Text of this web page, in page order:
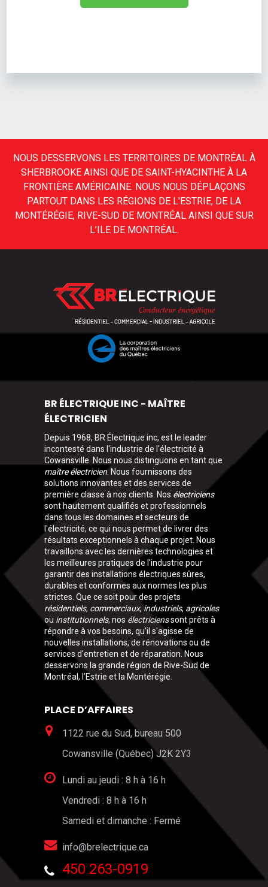
NOUS DESSERVONS LES TERRITOIRES DE MONTRÉAL À
SHERBROOKE AINSI QUE DE SAINT-HYACINTHE À LA
FRONTIÈRE AMÉRICAINE. NOUS NOUS DÉPLAÇONS
PARTOUT DANS LES RÉGIONS DE L'ESTRIE, DE LA
MONTÉRÉGIE, RIVE-SUD DE MONTRÉAL AINSI QUE SUR
L’ILE DE MONTRÉAL.
BR ÉLECTRIQUE INC - MAÎTRE
ÉLECTRICIEN
Depuis 1968, BR Électrique inc, est le leader
incontesté dans l'industrie de l'électricité à
Cowansville. Nous nous distinguons en tant que
maître électricien. Nous fournissons des
solutions innovantes et des services de
première classe à nos clients. Nos électriciens
sont hautement qualifiés et professionnels
dans tous les domaines et secteurs de
l'électricité, ce qui nous permet de livrer des
résultats exceptionnels à chaque projet. Nous
travaillons avec les dernières technologies et
les meilleures pratiques de l'industrie pour
garantir des installations électriques sûres,
durables et conformes aux normes les plus
strictes. Que ce soit pour des projets
résidentiels, commerciaux, industriels, agricoles
ou institutionnels, nos électricienssont prêts à
répondre à vos besoins, qu'il s'agisse de
nouvelles installations, de rénovations ou de
services d'entretien et de réparation. Nous
desservons la grande région de Rive-Sud de
Montréal, l’Estrie et la Montérégie.
PLACE D’AFFAIRES
1122 rue du Sud, bureau 500
Cowansville (Québec) J2K 2Y3
Lundi au jeudi : 8 h à 16 h
Vendredi : 8 h à 16 h
Samedi et dimanche : Fermé
info@brelectrique.ca
450 263-0919